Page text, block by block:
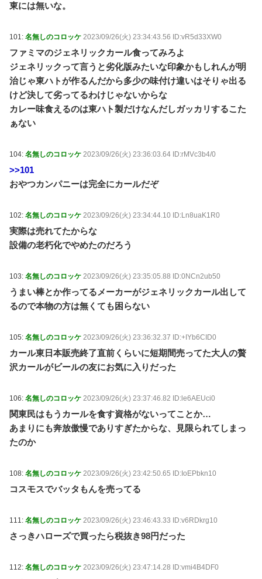
東には無いな。
101: 名無しのコロッケ 2023/09/26(火) 23:34:43.56 ID:vR5d33XW0
ファミマのジェネリックカール食ってみろよ
ジェネリックって言うと劣化版みたいな印象かもしれんが明
治じゃ東ハトが作るんだから多少の味付け違いはそりゃ出る
けど決して劣ってるわけじゃないからな
カレー味食えるのは東ハト製だけなんだしガッカリするこた
ぁない
104: 名無しのコロッケ 2023/09/26(火) 23:36:03.64 ID:rMVc3b4/0
>>101
おやつカンパニーは完全にカールだぞ
102: 名無しのコロッケ 2023/09/26(火) 23:34:44.10 ID:Ln8uaK1R0
実際は売れてたからな
設備の老朽化でやめたのだろう
103: 名無しのコロッケ 2023/09/26(火) 23:35:05.88 ID:0NCn2ub50
うまい棒とか作ってるメーカーがジェネリックカール出して
るので本物の方は無くても困らない
105: 名無しのコロッケ 2023/09/26(火) 23:36:32.37 ID:+IYb6CID0
カール東日本販売終了直前くらいに短期間売ってた大人の贅
沢カールがビールの友にお気に入りだった
106: 名無しのコロッケ 2023/09/26(火) 23:37:46.82 ID:le6AEUci0
関東民はもうカールを食す資格がないってことか…
あまりにも奔放傲慢でありすぎたからな、見限られてしまっ
たのか
108: 名無しのコロッケ 2023/09/26(火) 23:42:50.65 ID:IoEPbkn10
コスモスでバッタもんを売ってる
111: 名無しのコロッケ 2023/09/26(火) 23:46:43.33 ID:v6RDkrg10
さっきハローズで買ったら税抜き98円だった
112: 名無しのコロッケ 2023/09/26(火) 23:47:14.28 ID:vmi4B4DF0